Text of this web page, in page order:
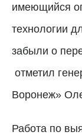
имеющийся
технологии
забыли о
отметил
Воронеж»
Работа по